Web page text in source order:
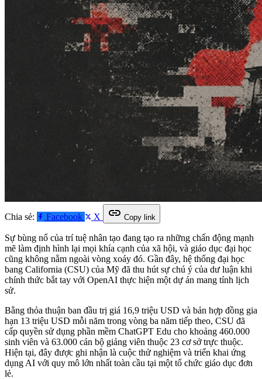
Chia sẻ: Facebook X link Copy link
Sự bùng nổ của trí tuệ nhân tạo đang tạo ra những chấn động mạnh
mẽ làm định hình lại mọi khía cạnh của xã hội, và giáo dục đại học
cũng không nằm ngoài vòng xoáy đó. Gần đây, hệ thống đại học
bang California (CSU) của Mỹ đã thu hút sự chú ý của dư luận khi
chính thức bắt tay với OpenAI thực hiện một dự án mang tính lịch
sử.
Bằng thỏa thuận ban đầu trị giá 16,9 triệu USD và bản hợp đồng gia
hạn 13 triệu USD mỗi năm trong vòng ba năm tiếp theo, CSU đã
cấp quyền sử dụng phần mềm ChatGPT Edu cho khoảng 460.000
sinh viên và 63.000 cán bộ giảng viên thuộc 23 cơ sở trực thuộc.
Hiện tại, đây được ghi nhận là cuộc thử nghiệm và triển khai ứng
dụng AI với quy mô lớn nhất toàn cầu tại một tổ chức giáo dục đơn
lẻ.